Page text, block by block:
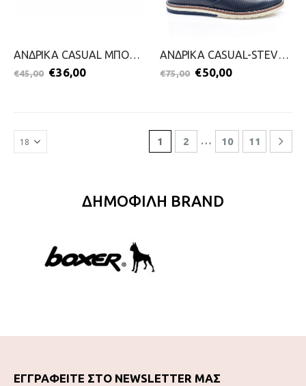
ΑΝΔΡΙΚΑ CASUAL ΜΠΟΤΑΚΙΑ-JAGGER-2111-0251-ΓΚΡΙ
€45,00 €36,00
ΑΝΔΡΙΚΑ CASUAL-STEVE KOMMON-2099-0589-ΜΠΛΕ
€75,00 €50,00
1 2 … 10 11
ΔΗΜΟΦΙΛΗ BRAND
ΕΓΓΡΑΦΕΙΤΕ ΣΤΟ NEWSLETTER ΜΑΣ